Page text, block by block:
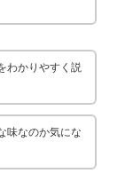
わかりやすく説
味なのか気にな